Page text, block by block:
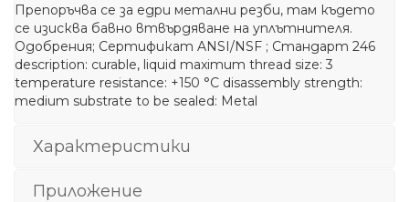
Препоръчва се за едри метални резби, там където
се изисква бавно втвърдяване на уплътнителя.
Одобрения; Сертификат ANSI/NSF ; Стандарт 246
description: curable, liquid maximum thread size: 3
temperature resistance: +150 °C disassembly strength:
medium substrate to be sealed: Metal
Характеристики
Приложение